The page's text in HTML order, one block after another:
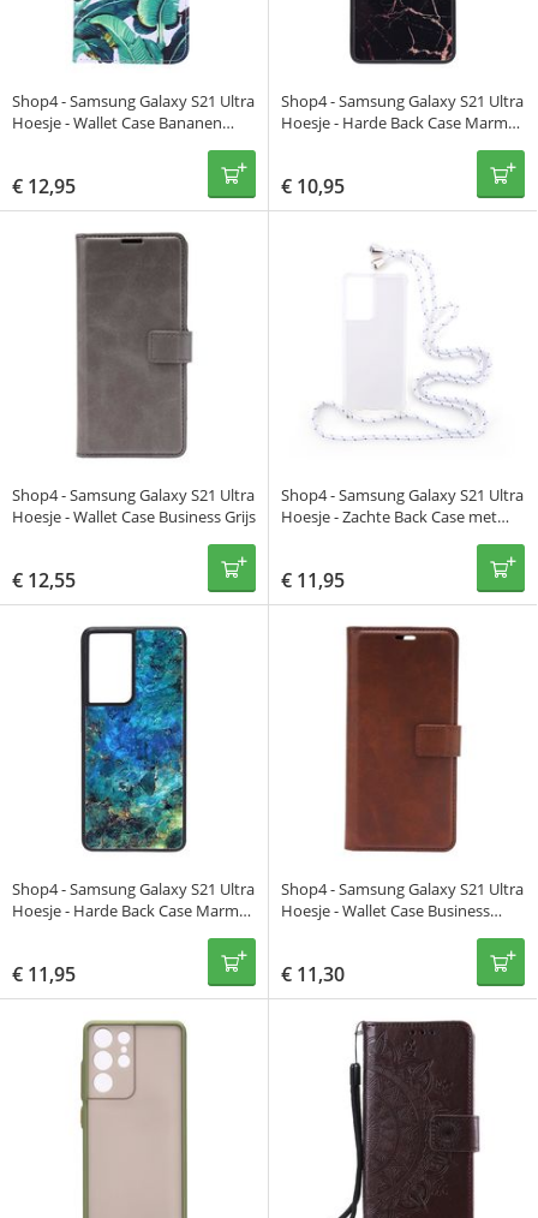
Shop4 - Samsung Galaxy S21 Ultra
Hoesje - Wallet Case Bananen
€ 12,95
Shop4 - Samsung Galaxy S21 Ultra
Hoesje - Harde Back Case Marmer
€ 10,95
Shop4 - Samsung Galaxy S21 Ultra
Hoesje - Wallet Case Business Grijs
€ 12,55
Shop4 - Samsung Galaxy S21 Ultra
Hoesje - Zachte Back Case met
€ 11,95
Shop4 - Samsung Galaxy S21 Ultra
Hoesje - Harde Back Case Marmer
€ 11,95
Shop4 - Samsung Galaxy S21 Ultra
Hoesje - Wallet Case Business
€ 11,30